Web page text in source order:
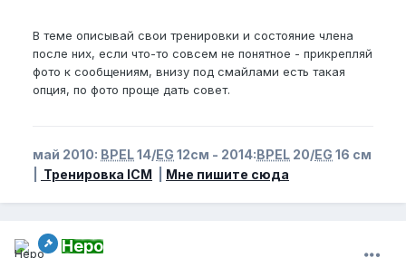
В теме описывай свои тренировки и состояние члена
после них, если что-то совсем не понятное - прикрепляй
фото к сообщениям, внизу под смайлами есть такая
опция, по фото проще дать совет.
май 2010: BPEL14/EG 12см - 2014:BPEL 20/EG 16 см
Тренировка ICM Мне пишите сюда
Неро